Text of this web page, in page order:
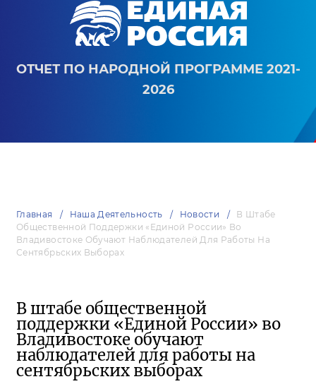
ОТЧЕТ ПО НАРОДНОЙ ПРОГРАММЕ 2021-
2026
Главная Наша Деятельность Новости
В Штабе
Общественной Поддержки «Единой России» Во
Владивостоке Обучают Наблюдателей Для Работы На
Сентябрьских Выборах
В штабе общественной
поддержки «Единой России» во
Владивостоке обучают
наблюдателей для работы на
сентябрьских выборах